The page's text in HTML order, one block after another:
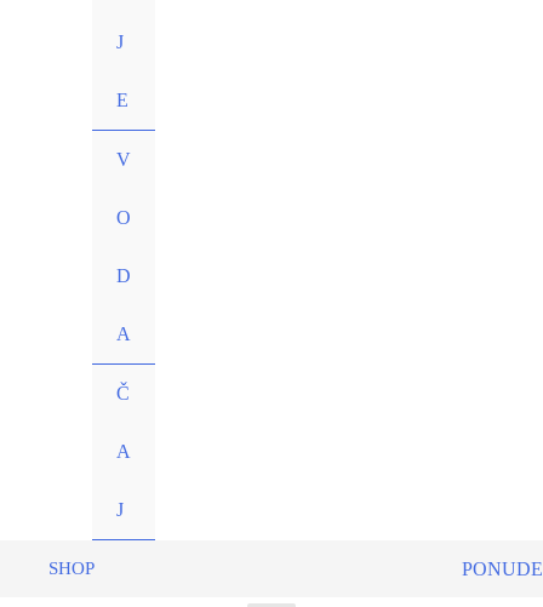
J
E
V
O
D
A
Č
A
J
SHOP PONUDE